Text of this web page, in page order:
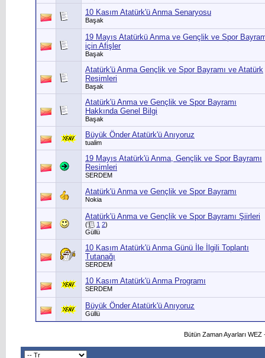
10 Kasım Atatürk'ü Anma Senaryosu
Başak
19 Mayıs Atatürkü Anma ve Gençlik ve Spor
için Afişler
Başak
Atatürk'ü Anma Gençlik ve Spor Bayramı ve Atatürk
Resimleri
Başak
Atatürk'ü Anma ve Gençlik ve Spor Bayramı
Hakkında Genel Bilgi
Başak
Büyük Önder Atatürk'ü Anıyoruz
tualim
19 Mayıs Atatürk'ü Anma, Gençlik ve Spor Bayramı
Resimleri
SERDEM
Atatürk'ü Anma ve Gençlik ve Spor Bayramı
Nokia
Atatürk'ü Anma ve Gençlik ve Spor Bayramı Şiirleri
( 1 2)
Güllü
10 Kasım Atatürk'ü Anma Günü İle İlgili Toplantı
Tutanağı
SERDEM
10 Kasım Atatürk'ü Anma Programı
SERDEM
Büyük Önder Atatürk'ü Anıyoruz
Güllü
Bütün Zaman Ayarları